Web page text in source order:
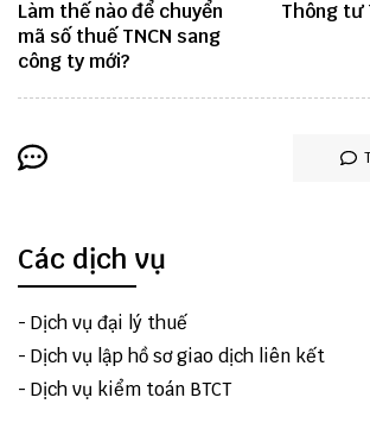
Làm thế nào để chuyển
mã số thuế TNCN sang
công ty mới?
Thông tư
Các dịch vụ
- Dịch vụ đại lý thuế
- Dịch vụ lập hồ sơ giao dịch liên kết
- Dịch vụ kiểm toán BTCT